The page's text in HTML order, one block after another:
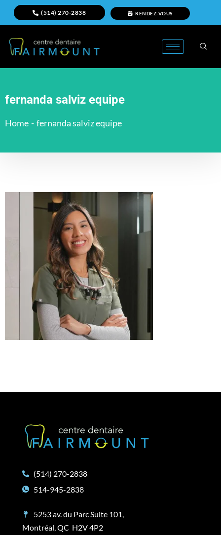
(514) 270-2838 RENDEZ-VOUS
fernanda salviz equipe
Home - fernanda salviz equipe
(514) 270-2838
514-945-2838
5253 av. du Parc Suite 101,
Montréal, QC H2V 4P2